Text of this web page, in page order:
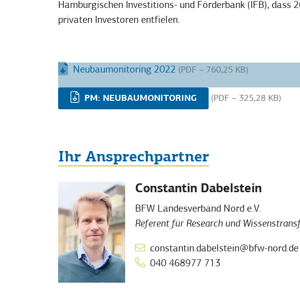
Hamburgischen Investitions- und Förderbank (IFB),
privaten Investoren entfielen.
Neubaumonitoring 2022 (PDF – 760,25 KB)
PM: NEUBAUMONITORING (PDF – 325,28 KB)
Ihr Ansprechpartner
Constantin Dabelstein
BFW Landesverband Nord e.V.
Referent für Research und
constantin.dabelstein@bfw-nord.de
040 468977 713